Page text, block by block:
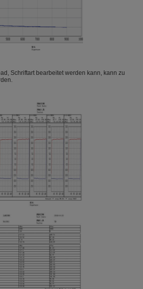
Schriftart bearbeitet werden kann, kann zu